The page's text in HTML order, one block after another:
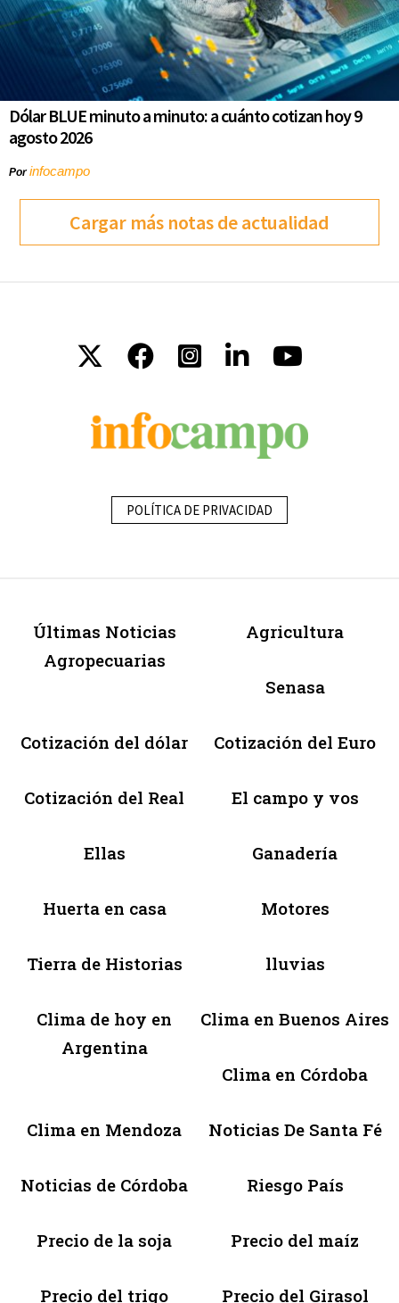
Dólar BLUE minuto a minuto: a cuánto cotizan hoy 9
agosto 2026
Porinfocampo
Cargar más notas de actualidad
POLÍTICA DE PRIVACIDAD
Últimas Noticias
Agropecuarias
Agricultura
Senasa
Cotización del dólar Cotización del Euro
Cotización del Real El campo y vos
Ellas Ganadería
Huerta en casa Motores
Tierra de Historias lluvias
Clima de hoy en
Argentina
Clima en Buenos Aires
Clima en Córdoba
Clima en Mendoza Noticias De Santa Fé
Noticias de Córdoba Riesgo País
Precio de la soja Precio del maíz
Precio del trigo Precio del Girasol